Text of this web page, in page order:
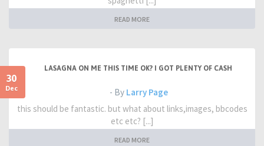
READ MORE
30
Dec
LASAGNA ON ME THIS TIME OK? I GOT PLENTY OF CASH
- By Larry Page
this should be fantastic. but what about links,images, bbcodes
etc etc? [...]
READ MORE